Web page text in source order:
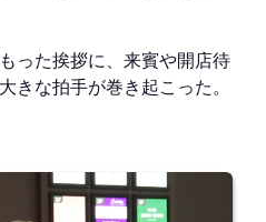
った挨拶に、来賓や開店待
きな拍手が巻き起こった。